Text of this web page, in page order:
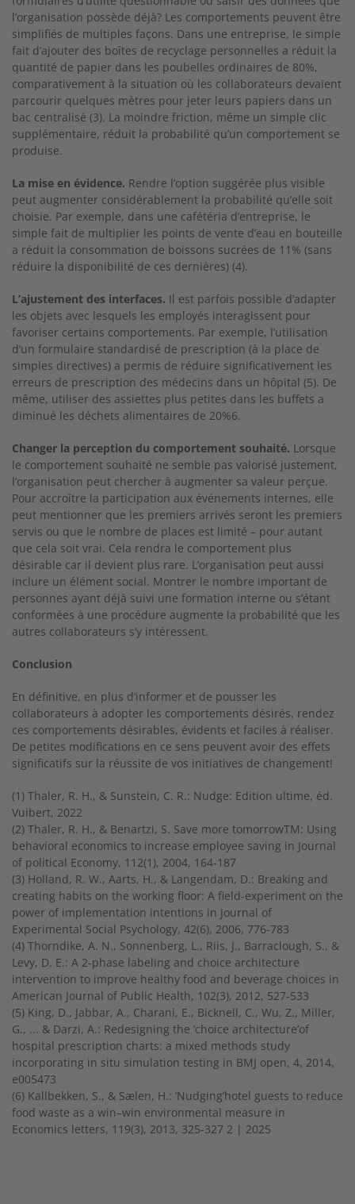
l’organisation possède déjà? Les comportements peuvent être
simplifiés de multiples façons. Dans une entreprise, le simple
fait d’ajouter des boîtes de recyclage personnelles a réduit la
quantité de papier dans les poubelles ordinaires de 80%,
comparativement à la situation où les collaborateurs devaient
parcourir quelques mètres pour jeter leurs papiers dans un
bac centralisé (3). La moindre friction, même un simple clic
supplémentaire, réduit la probabilité qu’un comportement se
produise.
La mise en évidence. Rendre l’option suggérée plus visible
peut augmenter considérablement la probabilité qu’elle soit
choisie. Par exemple, dans une cafétéria d’entreprise, le
simple fait de multiplier les points de vente d’eau en bouteille
a réduit la consommation de boissons sucrées de 11% (sans
réduire la disponibilité de ces dernières) (4).
L’ajustement des interfaces. Il est parfois possible d’adapter
les objets avec lesquels les employés interagissent pour
favoriser certains comportements. Par exemple, l’utilisation
d’un formulaire standardisé de prescription (à la place de
simples directives) a permis de réduire significativement les
erreurs de prescription des médecins dans un hôpital (5). De
même, utiliser des assiettes plus petites dans les buffets a
diminué les déchets alimentaires de 20%6.
Changer la perception du comportement souhaité. Lorsque
le comportement souhaité ne semble pas valorisé justement,
l’organisation peut chercher à augmenter sa valeur perçue.
Pour accroître la participation aux événements internes, elle
peut mentionner que les premiers arrivés seront les premiers
servis ou que le nombre de places est limité – pour autant
que cela soit vrai. Cela rendra le comportement plus
désirable car il devient plus rare. L’organisation peut aussi
inclure un élément social. Montrer le nombre important de
personnes ayant déjà suivi une formation interne ou s’étant
conformées à une procédure augmente la probabilité que les
autres collaborateurs s’y intéressent.
Conclusion
En définitive, en plus d’informer et de pousser les
collaborateurs à adopter les comportements désirés, rendez
ces comportements désirables, évidents et faciles à réaliser.
De petites modifications en ce sens peuvent avoir des effets
significatifs sur la réussite de vos initiatives de changement!
(1) Thaler, R. H., & Sunstein, C. R.: Nudge: Edition ultime, éd.
Vuibert, 2022
(2) Thaler, R. H., & Benartzi, S. Save more tomorrowTM: Using
behavioral economics to increase employee saving in Journal
of political Economy, 112(1), 2004, 164-187
(3) Holland, R. W., Aarts, H., & Langendam, D.: Breaking and
creating habits on the working floor: A field-experiment on the
power of implementation intentions in Journal of
Experimental Social Psychology, 42(6), 2006, 776-783
(4) Thorndike, A. N., Sonnenberg, L., Riis, J., Barraclough, S., &
Levy, D. E.: A 2-phase labeling and choice architecture
intervention to improve healthy food and beverage choices in
American Journal of Public Health, 102(3), 2012, 527-533
(5) King, D., Jabbar, A., Charani, E., Bicknell, C., Wu, Z., Miller,
G., ... & Darzi, A.: Redesigning the ‘choice architecture’of
hospital prescription charts: a mixed methods study
incorporating in situ simulation testing in BMJ open, 4, 2014,
e005473
(6) Kallbekken, S., & Sælen, H.: ‘Nudging’hotel guests to reduce
food waste as a win–win environmental measure in
Economics letters, 119(3), 2013, 325-327 2 | 2025